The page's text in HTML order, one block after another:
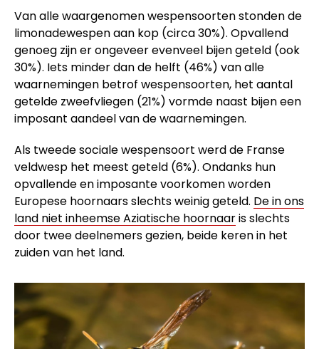
Van alle waargenomen wespensoorten stonden de
limonadewespen aan kop (circa 30%). Opvallend
genoeg zijn er ongeveer evenveel bijen geteld (ook
30%). Iets minder dan de helft (46%) van alle
waarnemingen betrof wespensoorten, het aantal
getelde zweefvliegen (21%) vormde naast bijen een
imposant aandeel van de waarnemingen.
Als tweede sociale wespensoort werd de Franse
veldwesp het meest geteld (6%). Ondanks hun
opvallende en imposante voorkomen worden
Europese hoornaars slechts weinig geteld. De in ons
land niet inheemse Aziatische hoornaaris slechts
door twee deelnemers gezien, beide keren in het
zuiden van het land.